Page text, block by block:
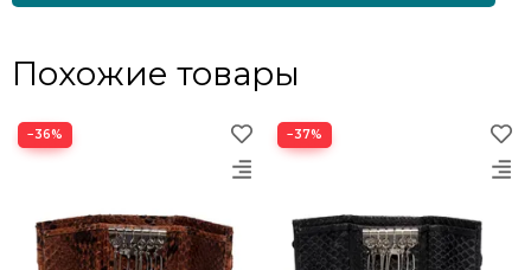
Похожие товары
−36% −37%